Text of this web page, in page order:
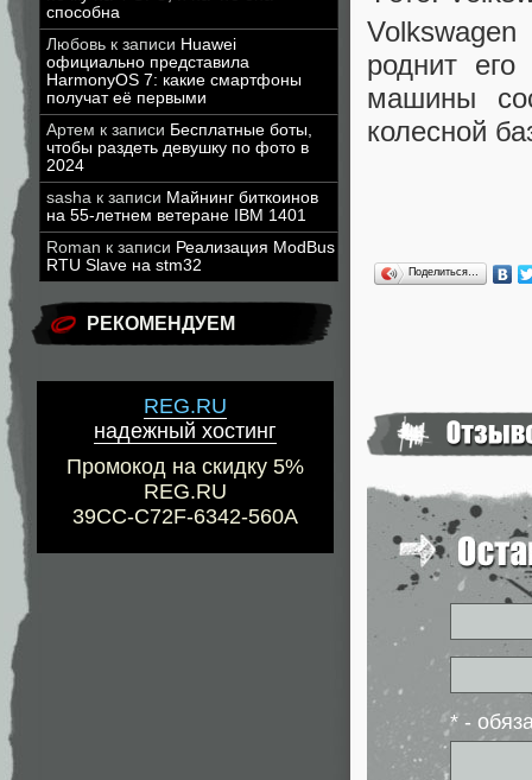
способна
Любовь к записи Huawei
официально представила
HarmonyOS 7: какие смартфоны
получат её первыми
Артем к записи Бесплатные боты,
чтобы раздеть девушку по фото в
2024
sasha к записи Майнинг биткоинов
на 55-летнем ветеране IBM 1401
Roman к записи Реализация ModBus
RTU Slave на stm32
РЕКОМЕНДУЕМ
REG.RU
надежный хостинг
Промокод на скидку 5%
REG.RU
39CC-C72F-6342-560A
роднит
машины
колесной
Поделиться…
* -